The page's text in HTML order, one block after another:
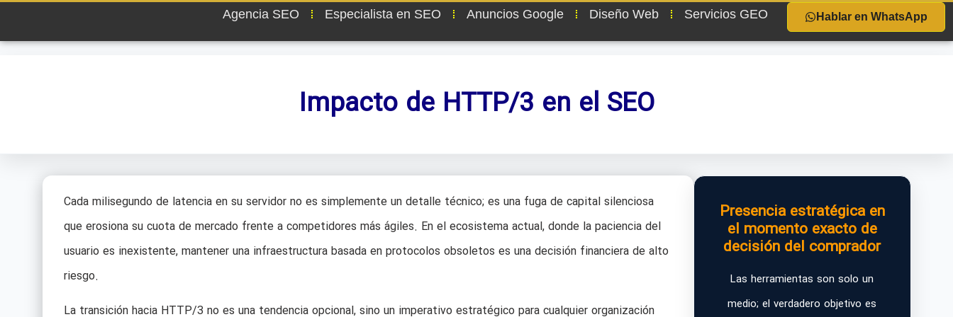
Agencia SEO Especialista en SEO Anuncios Google Diseño Web Servicios GEO Hablar en WhatsApp
Impacto de HTTP/3 en el SEO
Cada milisegundo de latencia en su servidor no es simplemente un detalle técnico; es una fuga de capital silenciosa
que erosiona su cuota de mercado frente a competidores más ágiles. En el ecosistema actual, donde la paciencia del
usuario es inexistente, mantener una infraestructura basada en protocolos obsoletos es una decisión financiera de alto
riesgo.
La transición hacia HTTP/3 no es una tendencia opcional, sino un imperativo estratégico para cualquier organización
Presencia estratégica en
el momento exacto de
decisión del comprador
Las herramientas son solo un
medio; el verdadero objetivo es